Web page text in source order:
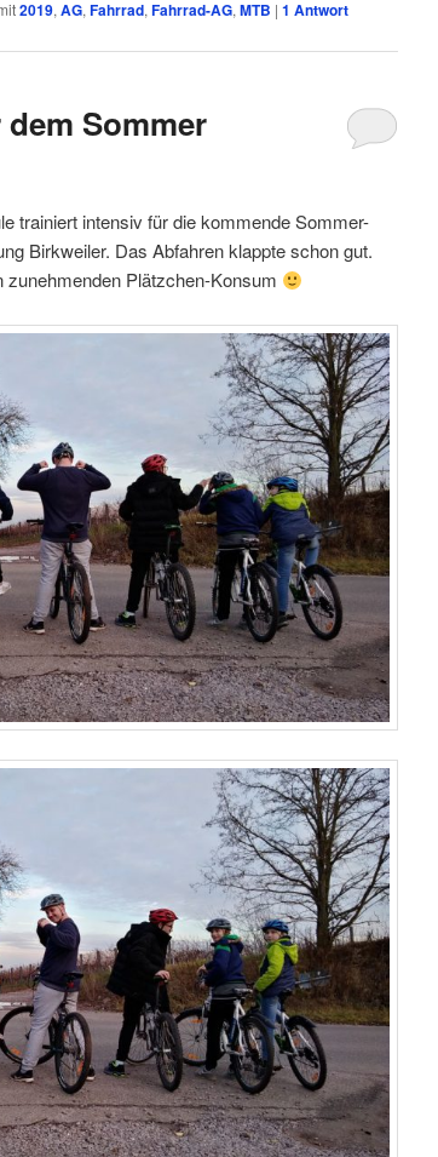
2019,AG,Fahrrad,Fahrrad-AG,MTB | 1 Antwort
Sommer
trainiert intensiv für die kommende Sommer-
Birkweiler. Das Abfahren klappte schon gut.
Plätzchen-Konsum